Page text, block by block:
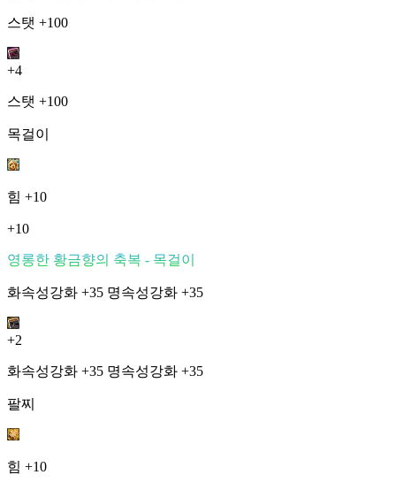
스탯 +100
+4
스탯 +100
목걸이
힘 +10
+10
영롱한 황금향의 축복 - 목걸이
화속성강화 +35 명속성강화 +35
+2
화속성강화 +35 명속성강화 +35
팔찌
힘 +10